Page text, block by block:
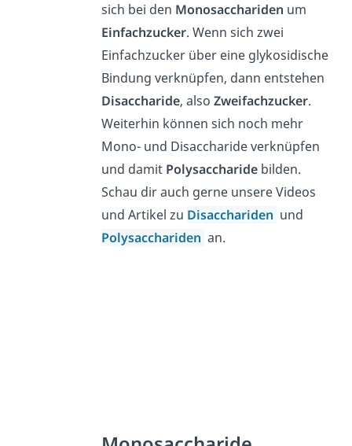
sich bei den Monosacchariden um
Einfachzucker. Wenn sich zwei
Einfachzucker über eine glykosidische
Bindung verknüpfen, dann entstehen
Disaccharide, also Zweifachzucker.
Weiterhin können sich noch mehr
Mono- und Disaccharide verknüpfen
und damit Polysaccharidebilden.
Schau dir auch gerne unsere Videos
und Artikel zu Disacchariden und
Polysacchariden an.